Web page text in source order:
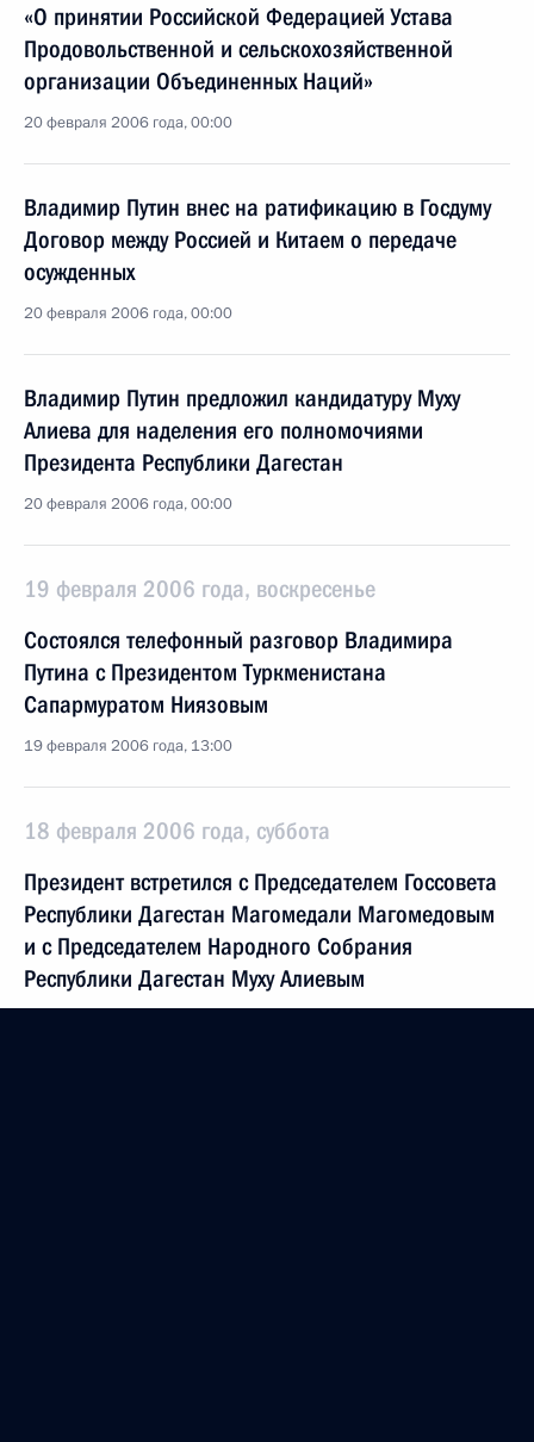
«О принятии Российской Федерацией Устава
Продовольственной и сельскохозяйственной
организации Объединенных Наций»
20 февраля 2006 года, 00:00
Владимир Путин внес на ратификацию в Госдуму
Договор между Россией и Китаем о передаче
осужденных
20 февраля 2006 года, 00:00
Владимир Путин предложил кандидатуру Муху
Алиева для наделения его полномочиями
Президента Республики Дагестан
20 февраля 2006 года, 00:00
19 февраля 2006 года, воскресенье
Состоялся телефонный разговор Владимира
Путина с Президентом Туркменистана
Сапармуратом Ниязовым
19 февраля 2006 года, 13:00
18 февраля 2006 года, суббота
Президент встретился с Председателем Госсовета
Республики Дагестан Магомедали Магомедовым
и с Председателем Народного Собрания
Республики Дагестан Муху Алиевым